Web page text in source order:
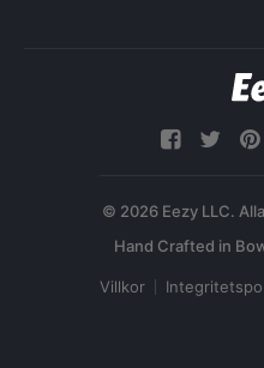
© 2026 Eezy LLC.
Villkor